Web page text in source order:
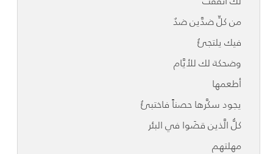
من كلِّ ضدَّين ضدٌ
فيك يلتجئُ
وضحكة لك للأيَّام
أطعمها
يجود سكَّرها حصناً فاختبئُ
كلُّ الَّذين قضَوا في البئر
مهلتهم